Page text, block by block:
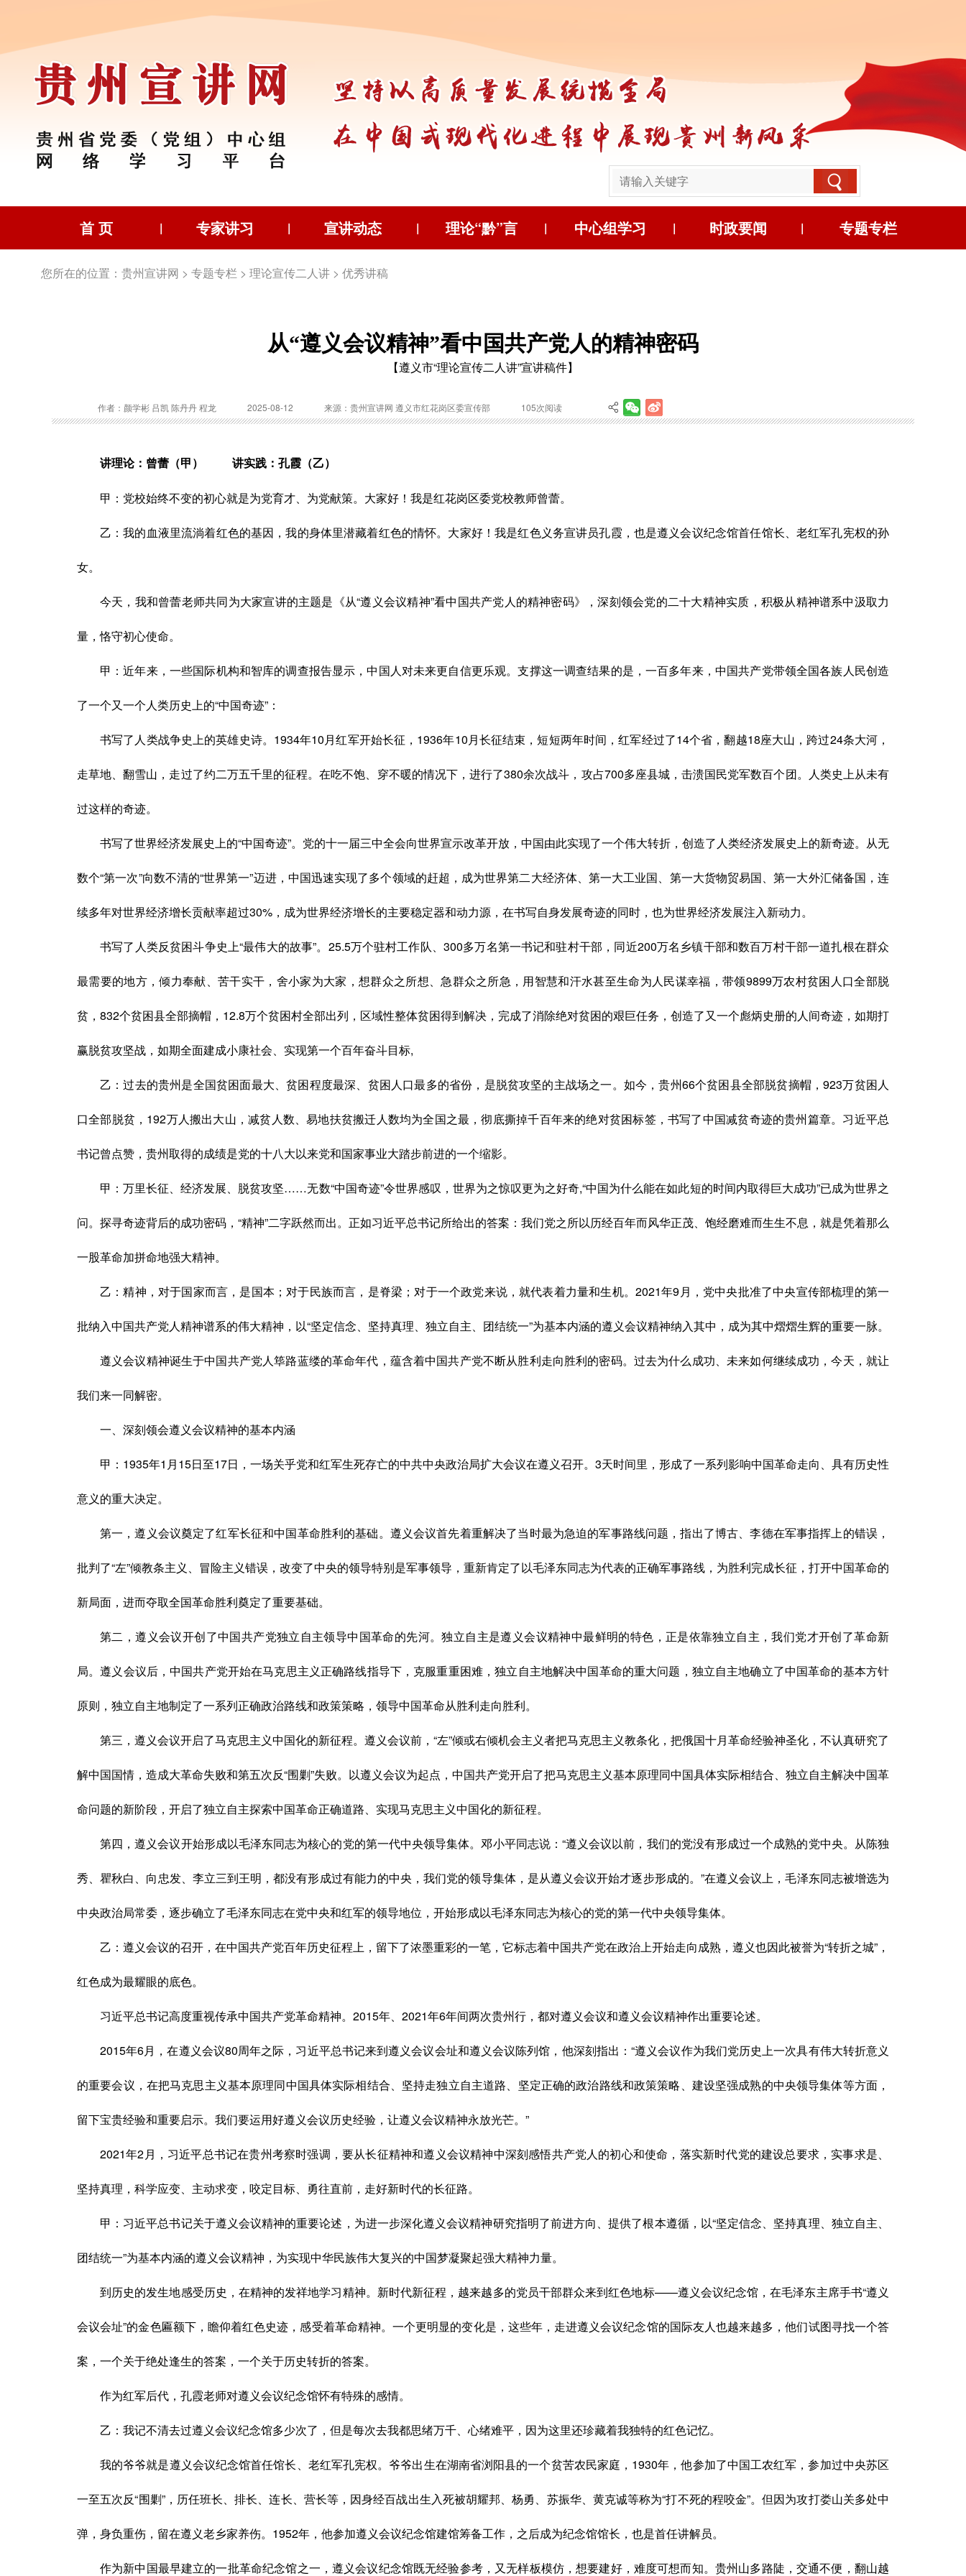
首 页 | 专家讲习 | 宣讲动态 | 理论“黔”言 | 中心组学习 | 时政要闻 | 专题专栏
您所在的位置： 贵州宣讲网 > 专题专栏 > 理论宣传二人讲 > 优秀讲稿
从“遵义会议精神”看中国共产党人的精神密码
【遵义市“理论宣传二人讲”宣讲稿件】
作者：颜学彬 吕凯 陈丹丹 程龙 2025-08-12 来源：贵州宣讲网 遵义市红花岗区委宣传部 105次阅读
讲理论：曾蕾（甲） 讲实践：孔霞（乙）
甲： 党校始终不变的初心就是为党育才、为党献策。大家好！我是红花岗区委党校教师曾蕾。
乙：我的血液里流淌着红色的基因，我的身体里潜藏着红色的情怀。大家好！我是红色义务宣讲员孔霞 ，也是遵义会议纪念馆首任馆长、老红军孔宪权的孙
女。
今天，我和曾蕾老师共同为大家宣讲的主题是 《从“遵义会议精神”看中国共产党人的精神密码》 ，深刻领会党的二十大精神实质 ， 积极从精神谱系中汲取力
量 ，恪守初心使命。
甲：近年来，一些国际机构和智库的调查报告显示，中国人对未来更自信更乐观。支撑这一调查结果的是，一百多年来，中国共产党带领全国各族人民创造
了一个又一个人类历史上的“中国奇迹”：
书写了人类战争史上的英雄史诗。 1934年10月红军开始长征，1936年10月长征结束，短短两年时间，红军经过了14个省，翻越18座大山，跨过24条大河，
走草地、翻雪山，走过了约二万五千里的征程。在吃不饱、穿不暖的情况下，进行了380余次战斗，攻占700多座县城，击溃国民党军数百个团。人类史上从未有
过这样的奇迹。
书写了世界经济发展史上的“中国奇迹”。 党的十一届三中全会向世界宣示改革开放，中国由此实现了一个伟大转折，创造了人类经济发展史上的新奇迹。从无
数个“第一次”向数不清的“世界第一”迈进，中国迅速实现了多个领域的赶超，成为世界第二大经济体、第一大工业国、第一大货物贸易国、第一大外汇储备国，连
续多年对世界经济增长贡献率超过30%，成为世界经济增长的主要稳定器和动力源，在书写自身发展奇迹的同时，也为世界经济发展注入新动力。
书写了人类反贫困斗争史上“最伟大的故事”。 25.5万个驻村工作队、300多万名第一书记和驻村干部， 同近200万名乡镇干部和数百万村干部一道扎根在群众
最需要的地方，倾力奉献、苦干实干，舍小家为大家，想群众之所想、急群众之所急，用智慧和汗水甚至生命为人民谋幸福，带领9899万农村贫困人口全部脱
贫，832个贫困县全部摘帽，12.8万个贫困村全部出列，区域性整体贫困得到解决，完成了消除绝对贫困的艰巨任务，创造了又一个彪炳史册的人间奇迹，如期打
赢脱贫攻坚战，如期全面建成小康社会、实现第一个百年奋斗目标,
乙：过去的贵州是全国贫困面最大、贫困程度最深、贫困人口最多的省份，是脱贫攻坚的主战场之一。如今，贵州66个贫困县全部脱贫摘帽，923万贫困人
口全部脱贫，192万人搬出大山，减贫人数、易地扶贫搬迁人数均为全国之最，彻底撕掉千百年来的绝对贫困标签，书写了中国减贫奇迹的贵州篇章。习近平总
书记曾点赞，贵州取得的成绩是党的十八大以来党和国家事业大踏步前进的一个缩影。
甲：万里长征、经济发展、脱贫攻坚……无数“中国奇迹”令世界感叹，世界为之惊叹更为之好奇,“中国为什么能在如此短的时间内取得巨大成功”已成为世界之
问。探寻奇迹背后的成功密码，“精神”二字跃然而出。正如习近平总书记所给出的答案：我们党之所以历经百年而风华正茂、饱经磨难而生生不息，就是凭着那么
一股革命加拼命地强大精神。
乙：精神，对于国家而言，是国本；对于民族而言，是脊梁；对于一个政党来说，就代表着力量和生机。2021年9月，党中央批准了中央宣传部梳理的第一
批纳入中国共产党人精神谱系的伟大精神，以“坚定信念、坚持真理、独立自主、团结统一”为基本内涵的遵义会议精神纳入其中，成为其中熠熠生辉的重要一脉。
遵义会议精神诞生于中国共产党人筚路蓝缕的革命年代，蕴含着中国共产党不断从胜利走向胜利的密码。过去为什么成功、未来如何继续成功，今天，就让
我们来一同解密。
一、深刻领会遵义会议精神的基本内涵
甲： 1935年1月15日至17日，一场关乎党和红军生死存亡的中共中央政治局扩大会议在遵义召开。3天时间里，形成了一系列影响中国革命走向、具有历史性
意义的重大决定。
第一，遵义会议奠定了红军长征和中国革命胜利的基础。 遵义会议首先着重解决了当时最为急迫的军事路线问题，指出了博古、李德在军事指挥上的错误，
批判了“左”倾教条主义、冒险主义错误，改变了中央的领导特别是军事领导，重新肯定了以毛泽东同志为代表的正确军事路线，为胜利完成长征，打开中国革命的
新局面，进而夺取全国革命胜利奠定了重要基础。
第二，遵义会议开创了中国共产党独立自主领导中国革命的先河。独立自主是遵义会议精神中最鲜明的特色，正是依靠独立自主，我们党才开创了革命新
局。遵义会议后，中国共产党开始在马克思主义正确路线指导下，克服重重困难，独立自主地解决中国革命的重大问题，独立自主地确立了中国革命的基本方针
原则，独立自主地制定了一系列正确政治路线和政策策略，领导中国革命从胜利走向胜利。
第三，遵义会议开启了马克思主义中国化的新征程。 遵义会议前， “左”倾或右倾机会主义者把马克思主义教条化，把俄国十月革命经验神圣化，不认真研究了
解中国国情，造成大革命失败和第五次反“围剿”失败。以遵义会议为起点，中国共产党开启了把马克思主义基本原理同中国具体实际相结合、独立自主解决中国革
命问题的新阶段，开启了独立自主探索中国革命正确道路、实现马克思主义中国化的新征程。
第四，遵义会议开始形成以毛泽东同志为核心的党的第一代中央领导集体。邓小平同志说： “遵义会议以前，我们的党没有形成过一个成熟的党中央。从陈独
秀、瞿秋白、向忠发、 李立三到王明，都没有形成过有能力的中央，我们党的领导集体， 是从遵义会议开始才逐步形成的。 ”在遵义会议上，毛泽东同志被增选为
中央政治局常委，逐步确立了毛泽东同志在党中央和红军的领导地位，开始形成以毛泽东同志为核心的党的第一代中央领导集体。
乙： 遵义会议的召开，在中国共产党百年历史征程上，留下了浓墨重彩的一笔，它标志着中国共产党在政治上开始走向成熟，遵义也因此被誉为“转折之城”，
红色成为最耀眼的底色。
习近平总书记高度重视传承中国共产党革命精神。 2015年、2021年6年间两次贵州行，都对遵义会议和遵义会议精神作出重要论述。
2015年6月 ，在遵义会议80周年之际，习近平总书记来到遵义会议会址和遵义会议陈列馆，他深刻指出：“遵义会议作为我们党历史上一次具有伟大转折意义
的重要会议，在把马克思主义基本原理同中国具体实际相结合、坚持走独立自主道路、坚定正确的政治路线和政策策略、建设坚强成熟的中央领导集体等方面，
留下宝贵经验和重要启示。我们要运用好遵义会议历史经验，让遵义会议精神永放光芒。”
2021年2月，习近平总书记在贵州考察时强调， 要从长征精神和遵义会议精神中深刻感悟共产党人的初心和使命，落实新时代党的建设总要求，实事求是、
坚持真理，科学应变、主动求变，咬定目标、勇往直前，走好新时代的长征路。
甲： 习近平总书记关于遵义会议精神的重要论述，为进一步深化遵义会议精神研究指明了前进方向、提供了根本遵循，以“坚定信念、坚持真理、独立自主、
团结统一”为基本内涵的遵义会议精神，为实现中华民族伟大复兴的中国梦凝聚起强大精神力量。
到历史的发生地感受历史，在精神的发祥地学习精神。新时代新征程，越来越多的党员干部群众来到红色地标——遵义会议纪念馆，在毛泽东主席手书“遵义
会议会址”的金色匾额下，瞻仰着红色史迹，感受着革命精神。一个更明显的变化是，这些年，走进遵义会议纪念馆的国际友人也越来越多，他们试图寻找一个答
案，一个关于绝处逢生的答案，一个关于历史转折的答案。
作为红军后代， 孔霞老师对遵义会议纪念馆怀有特殊的感情。
乙： 我记不清去过遵义会议纪念馆多少次了，但是每次去我都思绪万千、心绪难平，因为这里还珍藏着我独特的红色记忆。
我的爷爷就是遵义会议纪念馆首任馆长、老红军孔宪权。爷爷出生在湖南省浏阳县的一个贫苦农民家庭， 1930年，他参加了中国工农红军，参加过中央苏区
一至五次反“围剿”，历任班长、排长、连长、营长等，因身经百战出生入死被胡耀邦、杨勇、苏振华、黄克诚等称为“打不死的程咬金”。但因为攻打娄山关多处中
弹，身负重伤，留在遵义老乡家养伤。1952年，他参加遵义会议纪念馆建馆筹备工作，之后成为纪念馆馆长，也是首任讲解员。
作为新中国最早建立的一批革命纪念馆之一，遵义会议纪念馆既无经验参考，又无样板模仿，想要建好，难度可想而知。贵州山多路陡，交通不便，翻山越